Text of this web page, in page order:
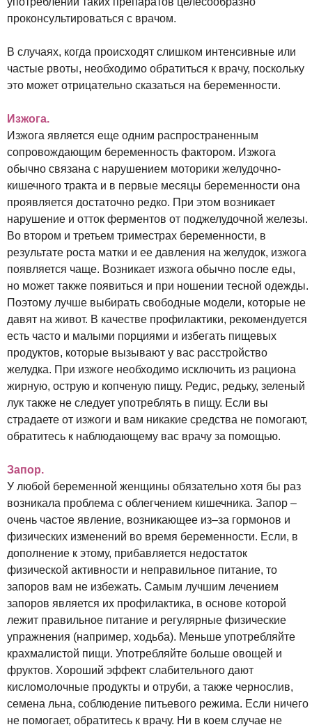
проконсультироваться с врачом.
В случаях, когда происходят слишком интенсивные или
частые рвоты, необходимо обратиться к врачу, поскольку
это может отрицательно сказаться на беременности.
Изжога.
Изжога является еще одним распространенным
сопровождающим беременность фактором. Изжога
обычно связана с нарушением моторики желудочно-
кишечного тракта и в первые месяцы беременности она
проявляется достаточно редко. При этом возникает
нарушение и отток ферментов от поджелудочной железы.
Во втором и третьем триместрах беременности, в
результате роста матки и ее давления на желудок, изжога
появляется чаще. Возникает изжога обычно после еды,
но может также появиться и при ношении тесной одежды.
Поэтому лучше выбирать свободные модели, которые не
давят на живот. В качестве профилактики, рекомендуется
есть часто и малыми порциями и избегать пищевых
продуктов, которые вызывают у вас расстройство
желудка. При изжоге необходимо исключить из рациона
жирную, острую и копченую пищу. Редис, редьку, зеленый
лук также не следует употреблять в пищу. Если вы
страдаете от изжоги и вам никакие средства не помогают,
обратитесь к наблюдающему вас врачу за помощью.
Запор.
У любой беременной женщины обязательно хотя бы раз
возникала проблема с облегчением кишечника. Запор –
очень частое явление, возникающее из–за гормонов и
физических изменений во время беременности. Если, в
дополнение к этому, прибавляется недостаток
физической активности и неправильное питание, то
запоров вам не избежать. Самым лучшим лечением
запоров является их профилактика, в основе которой
лежит правильное питание и регулярные физические
упражнения (например, ходьба). Меньше употребляйте
крахмалистой пищи. Употребляйте больше овощей и
фруктов. Хороший эффект слабительного дают
кисломолочные продукты и отруби, а также чернослив,
семена льна, соблюдение питьевого режима. Если ничего
не помогает, обратитесь к врачу. Ни в коем случае не